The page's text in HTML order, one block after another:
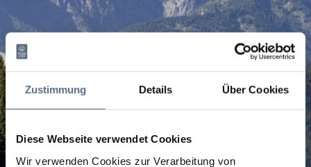
Zustimmung Details Über Cookies
Diese Webseite verwendet Cookies
Wir verwenden Cookies zur Verarbeitung von